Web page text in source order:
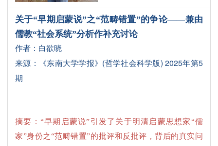
关于“早期启蒙说”之“范畴错置”的争论——兼由
儒教“社会系统”分析作补充讨论
作者：白欲晓
来源：
《东南大学学报》(哲学社会科学版) 2025年第5
期
摘要：“早期启蒙说”引发了关于明清启蒙思想家“儒
家”身份之“范畴错置”的批评和反批评，背后的真实问